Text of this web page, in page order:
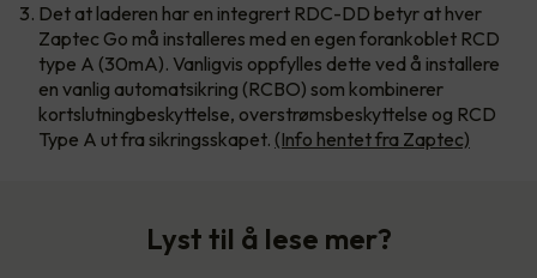
Det at laderen har en integrert RDC-DD betyr at hver
Zaptec Go må installeres med en egen forankoblet RCD
type A (30mA). Vanligvis oppfylles dette ved å installere
en vanlig automatsikring (RCBO) som kombinerer
kortslutningbeskyttelse, overstrømsbeskyttelse og RCD
Type A ut fra sikringsskapet. (Info hentet fra Zaptec)
Lyst til å lese mer?